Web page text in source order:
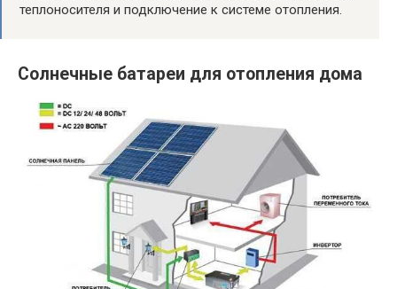
теплоносителя и подключение к системе отопления.
Солнечные батареи для отопления дома